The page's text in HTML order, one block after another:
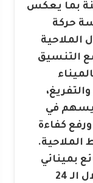
الأرصفة 42 سفينة بما يعكس
حركة
الملاحية
التنسيق
يسهم في
ورفع كفاءة
الملاحية.
بمينائي
الإسكندرية والدخيلة، فقد تم خلال الـ 24